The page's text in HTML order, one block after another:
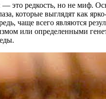
редкость, но не миф.
которые выглядят как
чаще всего являются
или определенными